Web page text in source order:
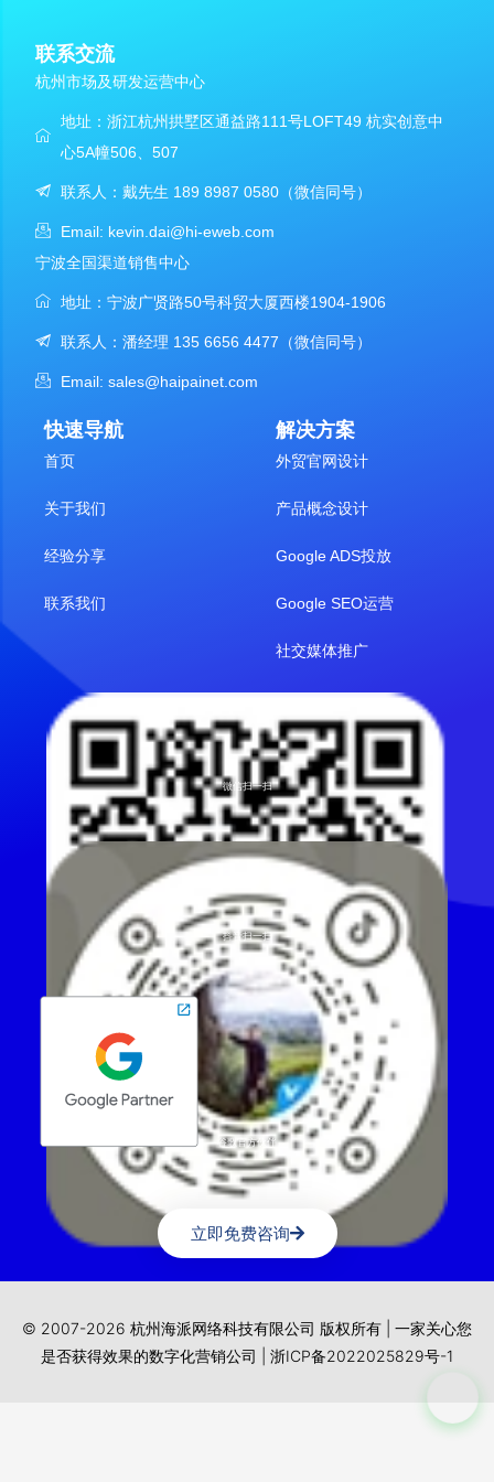
联系交流
杭州市场及研发运营中心
地址：浙江杭州拱墅区通益路111号LOFT49 杭实创意中
心5A幢506、507
联系人：戴先生 189 8987 0580（微信同号）
Email: kevin.dai@hi-eweb.com
宁波全国渠道销售中心
地址：宁波广贤路50号科贸大厦西楼1904-1906
联系人：潘经理 135 6656 4477（微信同号）
Email: sales@haipainet.com
解决方案
外贸官网设计
产品概念设计
Google ADS投放
Google SEO运营
社交媒体推广
快速导航
首页
关于我们
经验分享
联系我们
微信扫一扫
抖音扫一扫
谷歌官方伙伴
立即免费咨询
© 2007-2026 杭州海派网络科技有限公司 版权所有 | 一家关心您
是否获得效果的数字化营销公司 | 浙ICP备2022025829号-1